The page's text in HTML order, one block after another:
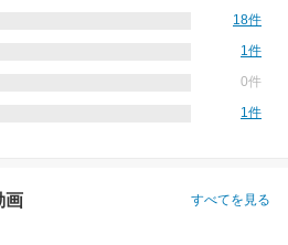
18件
1件
0件
1件
画 すべてを見る